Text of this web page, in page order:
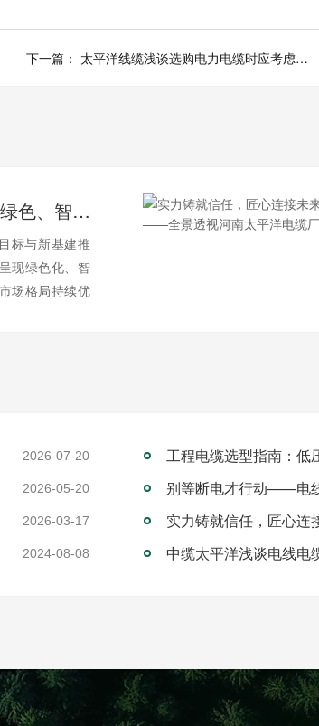
下一篇： 太平洋线缆浅谈选购电力电缆时应考虑的因素
2026 电缆行业动态：绿色、智能、高端化加速演进
标与新基建推
现绿色化、智
场格局持续优
2026-07-20 工程电缆选型指南：低
2026-05-20 别等断电才行动——电
2026-03-17
2024-08-08 中缆太平洋浅谈电线电